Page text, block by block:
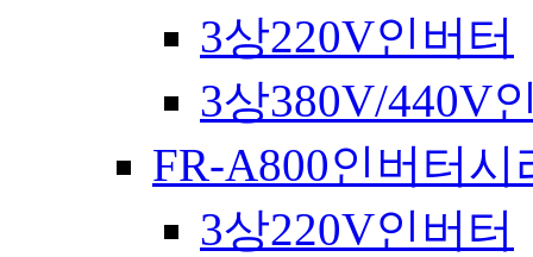
3상220V인버터
3상380V/440V
FR-A800인버터시
3상220V인버터